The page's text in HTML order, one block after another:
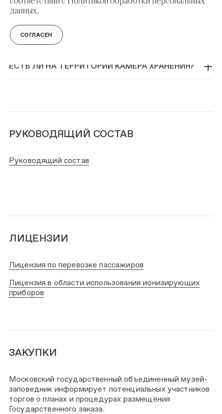
данных.
СОГЛАСЕН
ПИКНИКИ?
МОЖНО ЛИ ПОСЕЩАТЬ ТЕРРИТОРИЮ С
СОБАКАМИ?
ЕСТЬ ЛИ НА ТЕРРИТОРИИ КАМЕРА ХРАНЕНИЯ?
РУКОВОДЯЩИЙ СОСТАВ
Руководящий состав
ЛИЦЕНЗИИ
Лицензия по перевозке пассажиров
Лицензия в области использования ионизирующих
приборов
ЗАКУПКИ
Московский государственный объединенный музей-
заповедник информирует потенциальных участников
торгов о планах и процедурах размещения
Государственного заказа.